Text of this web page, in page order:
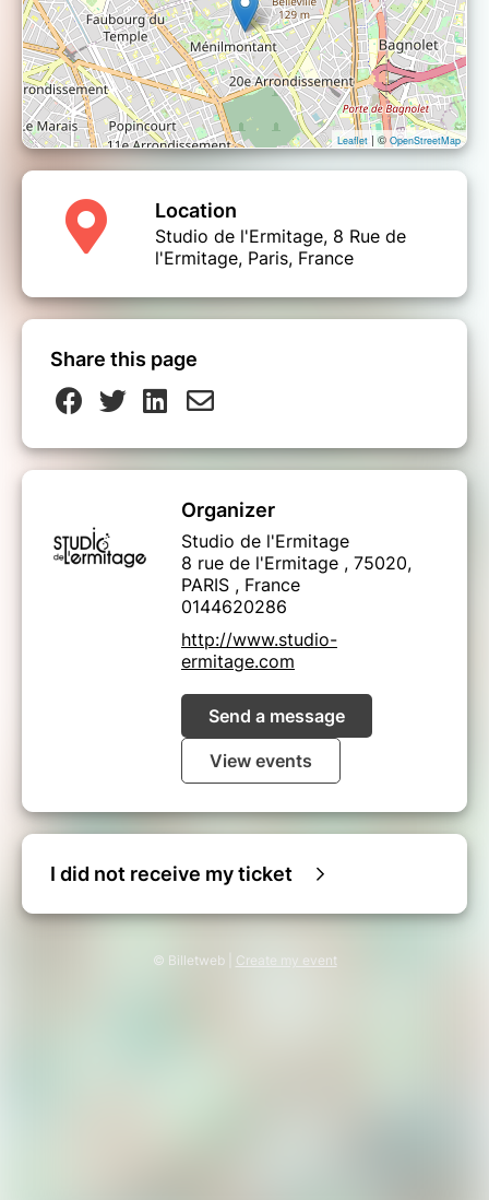
Leaflet | © OpenStreetMap
Location
Studio de l'Ermitage, 8 Rue de
l'Ermitage, Paris, France
Share this page
Organizer
Studio de l'Ermitage
8 rue de l'Ermitage , 75020,
PARIS , France
0144620286
http://www.studio-
ermitage.com
Send a message
View events
I did not receive my ticket
© Billetweb | Create my event